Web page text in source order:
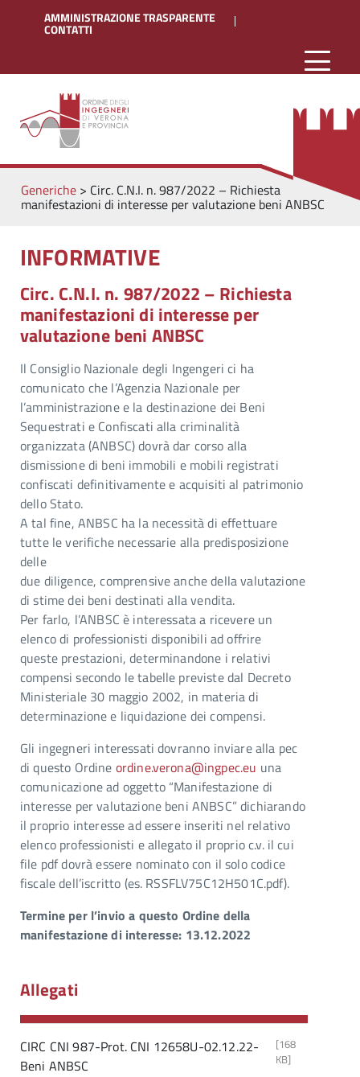
AMMINISTRAZIONE TRASPARENTE
CONTATTI
Generiche> Circ. C.N.I. n. 987/2022 – Richiesta
manifestazioni di interesse per valutazione beni ANBSC
INFORMATIVE
Circ. C.N.I. n. 987/2022 – Richiesta
manifestazioni di interesse per
valutazione beni ANBSC
Il Consiglio Nazionale degli Ingengeri ci ha
comunicato che l’Agenzia Nazionale per
l’amministrazione e la destinazione dei Beni
Sequestrati e Confiscati alla criminalità
organizzata (ANBSC) dovrà dar corso alla
dismissione di beni immobili e mobili registrati
confiscati definitivamente e acquisiti al patrimonio
dello Stato.
A tal fine, ANBSC ha la necessità di effettuare
tutte le verifiche necessarie alla predisposizione
delle
due diligence, comprensive anche della valutazione
di stime dei beni destinati alla vendita.
Per farlo, l’ANBSC è interessata a ricevere un
elenco di professionisti disponibili ad offrire
queste prestazioni, determinandone i relativi
compensi secondo le tabelle previste dal Decreto
Ministeriale 30 maggio 2002, in materia di
determinazione e liquidazione dei compensi.
Gli ingegneri interessati dovranno inviare alla pec
di questo Ordine ordine.verona@ingpec.eu una
comunicazione ad oggetto “Manifestazione di
interesse per valutazione beni ANBSC” dichiarando
il proprio interesse ad essere inseriti nel relativo
elenco professionisti e allegato il proprio c.v. il cui
file pdf dovrà essere nominato con il solo codice
fiscale dell’iscritto (es. RSSFLV75C12H501C.pdf).
Termine per l’invio a questo Ordine della
manifestazione di interesse: 13.12.2022
Allegati
CIRC CNI 987-Prot. CNI 12658U-02.12.22-
Beni ANBSC
[168
KB]